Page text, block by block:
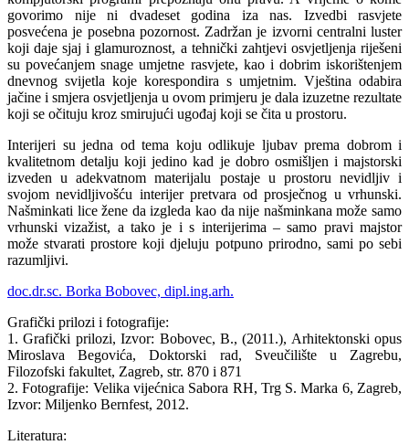
govorimo nije ni dvadeset godina iza nas. Izvedbi rasvjete
posvećena je posebna pozornost. Zadržan je izvorni centralni luster
koji daje sjaj i glamuroznost, a tehnički zahtjevi osvjetljenja riješeni
su povećanjem snage umjetne rasvjete, kao i dobrim iskorištenjem
dnevnog svijetla koje korespondira s umjetnim. Vještina odabira
jačine i smjera osvjetljenja u ovom primjeru je dala izuzetne rezultate
koji se očituju kroz smirujući ugođaj koji se čita u prostoru.
Interijeri su jedna od tema koju odlikuje ljubav prema dobrom i
kvalitetnom detalju koji jedino kad je dobro osmišljen i majstorski
izveden u adekvatnom materijalu postaje u prostoru nevidljiv i
svojom nevidljivošću interijer pretvara od prosječnog u vrhunski.
Našminkati lice žene da izgleda kao da nije našminkana može samo
vrhunski vizažist, a tako je i s interijerima – samo pravi majstor
može stvarati prostore koji djeluju potpuno prirodno, sami po sebi
razumljivi.
doc.dr.sc. Borka Bobovec, dipl.ing.arh.
Grafički prilozi i fotografije:
1. Grafički prilozi, Izvor: Bobovec, B., (2011.), Arhitektonski opus
Miroslava Begovića, Doktorski rad, Sveučilište u Zagrebu,
Filozofski fakultet, Zagreb, str. 870 i 871
2. Fotografije: Velika vijećnica Sabora RH, Trg S. Marka 6, Zagreb,
Izvor: Miljenko Bernfest, 2012.
Literatura: